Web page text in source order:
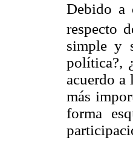
Debido a
respecto
simple y
política?,
acuerdo
más
forma